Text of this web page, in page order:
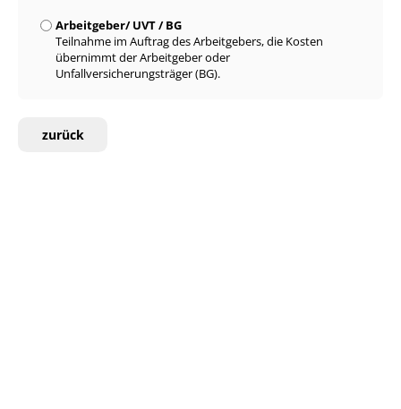
Arbeitgeber/ UVT / BG
Teilnahme im Auftrag des Arbeitgebers, die Kosten
übernimmt der Arbeitgeber oder
Unfallversicherungsträger (BG).
zurück